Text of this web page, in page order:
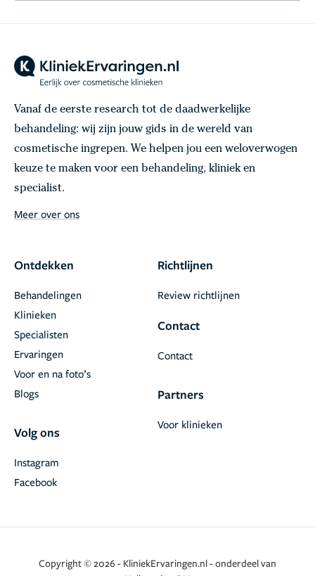
Vanaf de eerste research tot de daadwerkelijke
behandeling: wij zijn jouw gids in de wereld van
cosmetische ingrepen. We helpen jou een weloverwogen
keuze te maken voor een behandeling, kliniek en
specialist.
Meer over ons
Ontdekken
Behandelingen
Klinieken
Specialisten
Ervaringen
Voor en na foto’s
Blogs
Volg ons
Facebook
Instagram
Richtlijnen
Review richtlijnen
Contact
Contact
Partners
Voor klinieken
Copyright © 2026 - KliniekErvaringen.nl - onderdeel van